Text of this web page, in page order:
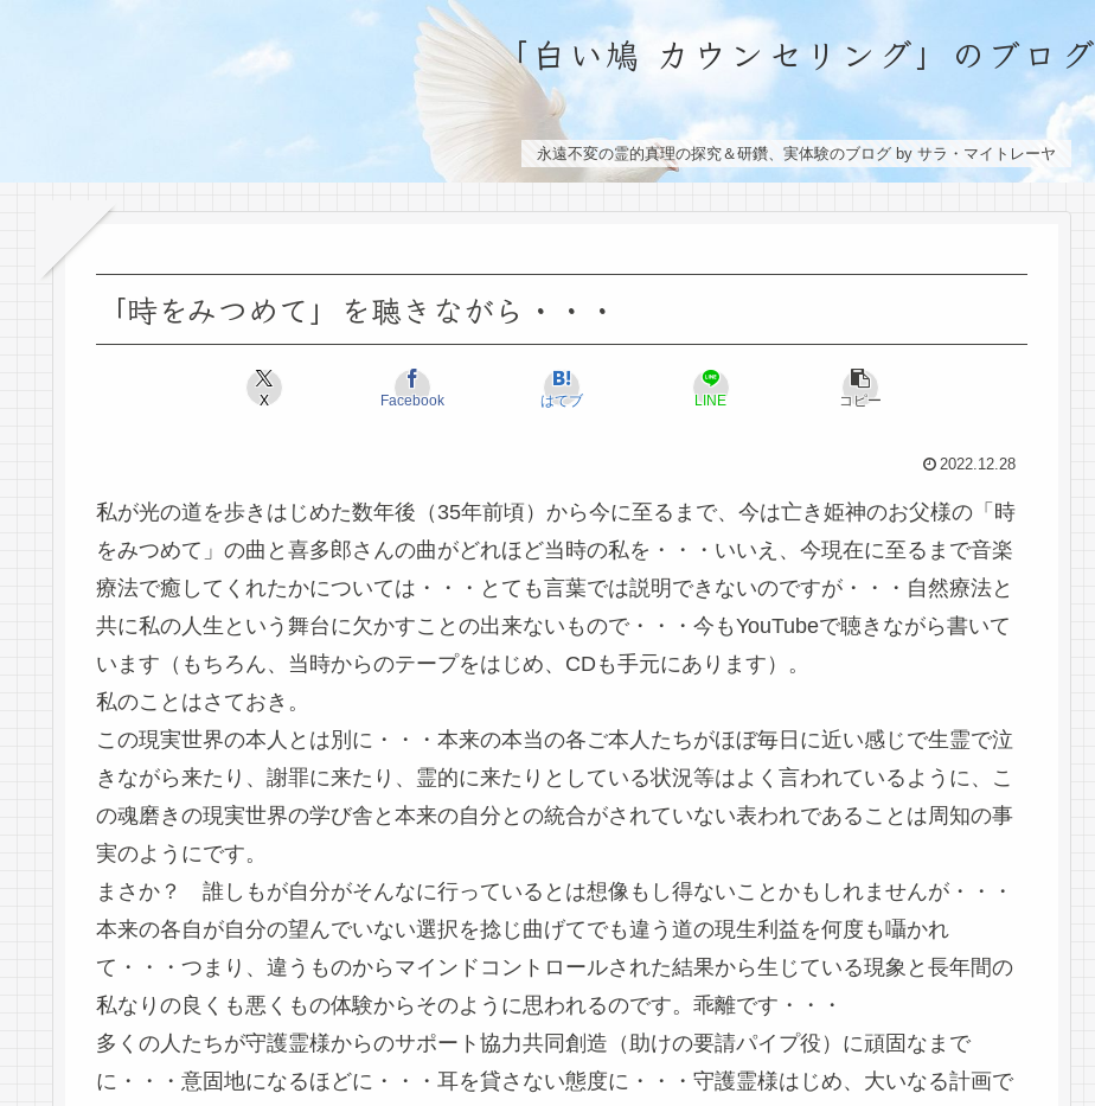
「白い鳩 カウンセリング」のブログ
永遠不変の霊的真理の探究＆研鑽、実体験のブログ by サラ・マイトレーヤ
「時をみつめて」を聴きながら・・・
X Facebook はてブ LINE コピー
2022.12.28
私が光の道を歩きはじめた数年後（35年前頃）から今に至るまで、今は亡き姫神のお父様の「時
をみつめて」の曲と喜多郎さんの曲がどれほど当時の私を・・・いいえ、今現在に至るまで音楽
療法で癒してくれたかについては・・・とても言葉では説明できないのですが・・・自然療法と
共に私の人生という舞台に欠かすことの出来ないもので・・・今もYouTubeで聴きながら書いて
います（もちろん、当時からのテープをはじめ、CDも手元にあります）。
私のことはさておき。
この現実世界の本人とは別に・・・本来の本当の各ご本人たちがほぼ毎日に近い感じで生霊で泣
きながら来たり、謝罪に来たり、霊的に来たりとしている状況等はよく言われているように、こ
の魂磨きの現実世界の学び舎と本来の自分との統合がされていない表われであることは周知の事
実のようにです。
まさか？ 誰しもが自分がそんなに行っているとは想像もし得ないことかもしれませんが・・・
本来の各自が自分の望んでいない選択を捻じ曲げてでも違う道の現生利益を何度も囁かれ
て・・・つまり、違うものからマインドコントロールされた結果から生じている現象と長年間の
私なりの良くも悪くもの体験からそのように思われるのです。乖離です・・・
多くの人たちが守護霊様からのサポート協力共同創造（助けの要請パイプ役）に頑固なまで
に・・・意固地になるほどに・・・耳を貸さない態度に・・・守護霊様はじめ、大いなる計画で